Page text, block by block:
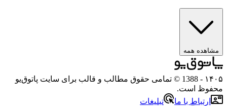
مشاهده همه
۱۴۰۵
- 1388 © تمامی حقوق مطالب و قالب برای سایت پاتوق‌یو
محفوظ است.
ارتباط با ما
تبلیغات